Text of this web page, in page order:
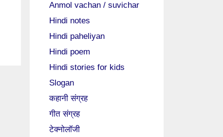
Anmol vachan / suvichar
Hindi notes
Hindi paheliyan
Hindi poem
Hindi stories for kids
Slogan
कहानी संग्रह
गीत संग्रह
टेक्नोलॉजी